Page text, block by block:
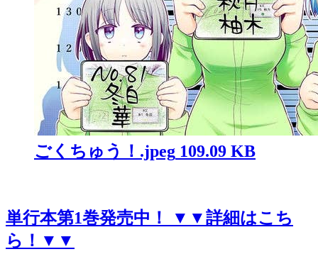
ごくちゅう！.jpeg 109.09 KB
単行本第1巻発売中！ ▼▼詳細はこち
ら！▼▼